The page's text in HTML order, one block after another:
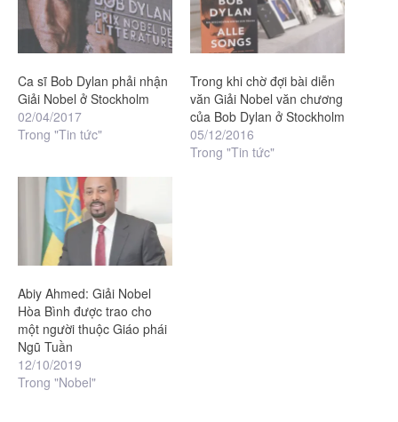
Ca sĩ Bob Dylan phải nhận
Giải Nobel ở Stockholm
02/04/2017
Trong "Tin tức"
Trong khi chờ đợi bài diễn
văn Giải Nobel văn chương
của Bob Dylan ở Stockholm
05/12/2016
Trong "Tin tức"
Abiy Ahmed: Giải Nobel
Hòa Bình được trao cho
một người thuộc Giáo phái
Ngũ Tuần
12/10/2019
Trong "Nobel"